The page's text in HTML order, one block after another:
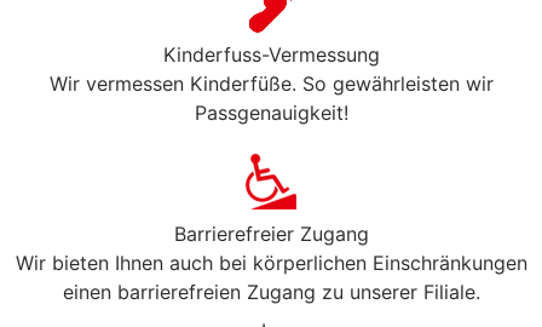
Kinderfuss-Vermessung
Wir vermessen Kinderfüße. So gewährleisten wir
Passgenauigkeit!
Barrierefreier Zugang
Wir bieten Ihnen auch bei körperlichen Einschränkungen
einen barrierefreien Zugang zu unserer Filiale.